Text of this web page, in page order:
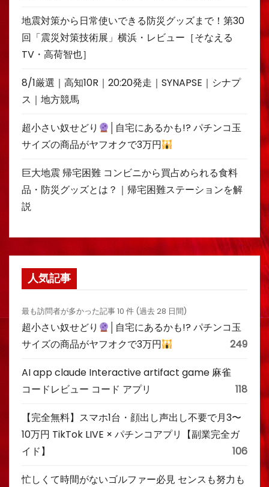
地震対策から日常使いできる防災グッズまで！第30
回「震災対策技術展」横浜・レビュー［そなえる
TV・高荷智也］
8/1厳選｜高知10R｜20:20発走｜SYNAPSE｜シナプ
ス｜地方競馬
超小さい奴せどり
│自宅にあるかも!? パチンコ玉
サイズの商品がヤフオクで3万円
巨大地震 帰宅困難 コンビニから買占められる食料
品・防災グッズとは？｜帰宅困難ステーションを解
説
人気記事
最も訪問者が多かった記事 10 件 (過去 28 日間)
超小さい奴せどり
│自宅にあるかも!? パチンコ玉
サイズの商品がヤフオクで3万円
249
AI app claude Interactive artifact game 麻雀
コードレビュー コード アプリ
118
【完全無料】スマホ1台・顔出し声出し不要で月3〜
10万円 TikTok LIVE × パチンコアプリ【副業完全ガ
イド】
106
忙しくて時間がないゴルファー必見 センスも努力も